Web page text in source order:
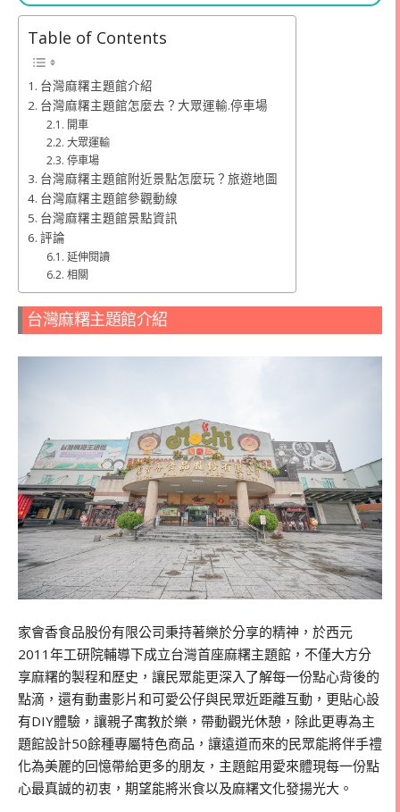
Table of Contents
台灣麻糬主題館介紹
台灣麻糬主題館怎麼去？大眾運輸.停車場
開車
大眾運輸
停車場
台灣麻糬主題館附近景點怎麼玩？旅遊地圖
台灣麻糬主題館參觀動線
台灣麻糬主題館景點資訊
評論
延伸閱讀
相關
台灣麻糬主題館介紹
家會香食品股份有限公司秉持著樂於分享的精神，於西元
2011年工研院輔導下成立台灣首座麻糬主題館，不僅大方分
享麻糬的製程和歷史，讓民眾能更深入了解每一份點心背後的
點滴，還有動畫影片和可愛公仔與民眾近距離互動，更貼心設
有DIY體驗，讓親子寓教於樂，帶動觀光休憩，除此更專為主
題館設計50餘種專屬特色商品，讓遠道而來的民眾能將伴手禮
化為美麗的回憶帶給更多的朋友，主題館用愛來體現每一份點
心最真誠的初衷，期望能將米食以及麻糬文化發揚光大。